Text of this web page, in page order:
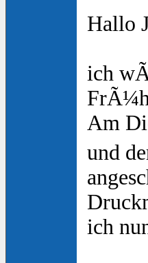
Hallo
ich
Am
und
ich